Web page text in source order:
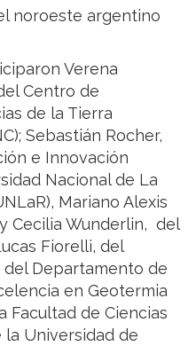
noroeste argentino
Verena
Centro de
de la Tierra
Sebastián Rocher,
e Innovación
Nacional de La
Mariano Alexis
Cecilia Wunderlin, del
Fiorelli, del
del Departamento de
en Geotermia
Facultad de Ciencias
la Universidad de